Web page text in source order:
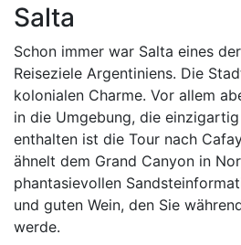
Salta
Schon immer war Salta eines
Reiseziele Argentiniens. Die
kolonialen Charme. Vor allem
in die Umgebung, die
enthalten ist die Tour nach
ähnelt dem Grand Canyon in
phantasievollen
und guten Wein, den Sie
werde.